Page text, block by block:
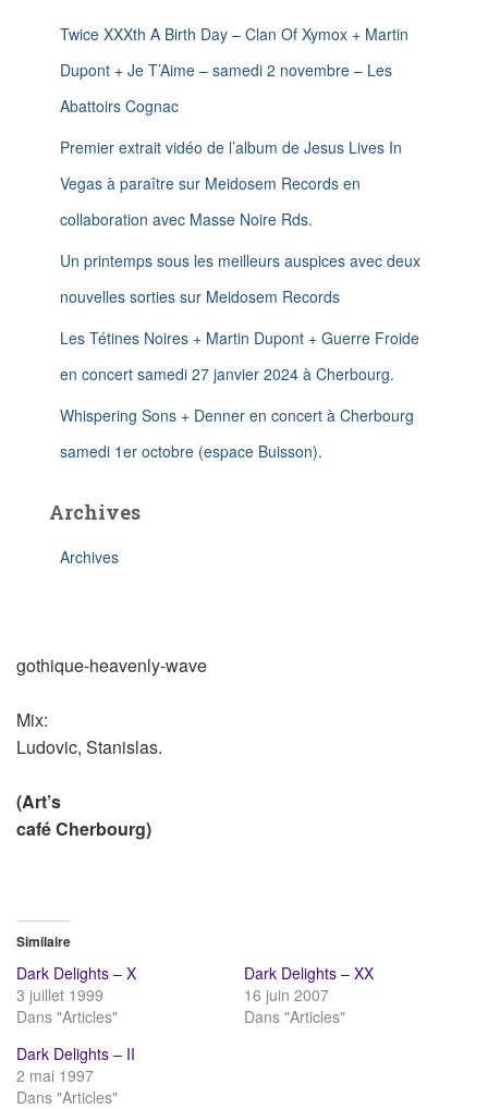
Twice XXXth A Birth Day – Clan Of Xymox + Martin
Dupont + Je T’Aime – samedi 2 novembre – Les
Abattoirs Cognac
Premier extrait vidéo de l’album de Jesus Lives In
Vegas à paraître sur Meidosem Records en
collaboration avec Masse Noire Rds.
Un printemps sous les meilleurs auspices avec deux
nouvelles sorties sur Meidosem Records
Les Tétines Noires + Martin Dupont + Guerre Froide
en concert samedi 27 janvier 2024 à Cherbourg.
Whispering Sons + Denner en concert à Cherbourg
samedi 1er octobre (espace Buisson).
Archives
Archives
gothique-heavenly-wave
Mix:
Ludovic, Stanislas.
(Art’s
café Cherbourg)
Similaire
Dark Delights – X
3 juillet 1999
Dans "Articles"
Dark Delights – XX
16 juin 2007
Dans "Articles"
Dark Delights – II
2 mai 1997
Dans "Articles"